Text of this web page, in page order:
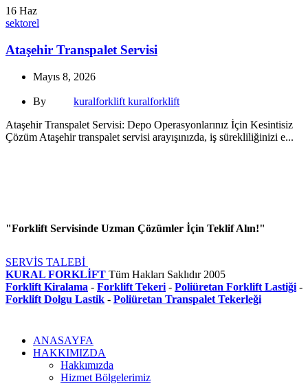
16 Haz
sektorel
Ataşehir Transpalet Servisi
Mayıs 8, 2026
By
kuralforklift kuralforklift
Ataşehir Transpalet Servisi: Depo Operasyonlarınız İçin Kesintisiz
Çözüm Ataşehir transpalet servisi arayışınızda, iş sürekliliğinizi e...
"Forklift Servisinde Uzman Çözümler İçin Teklif Alın!"
SERVİS TALEBİ
KURAL FORKLİFT Tüm Hakları Saklıdır 2005
Forklift Kiralama - Forklift Tekeri - Poliüretan Forklift Lastiği -
Forklift Dolgu Lastik - Poliüretan Transpalet Tekerleği
ANASAYFA
HAKKIMIZDA
Hakkımızda
Hizmet Bölgelerimiz